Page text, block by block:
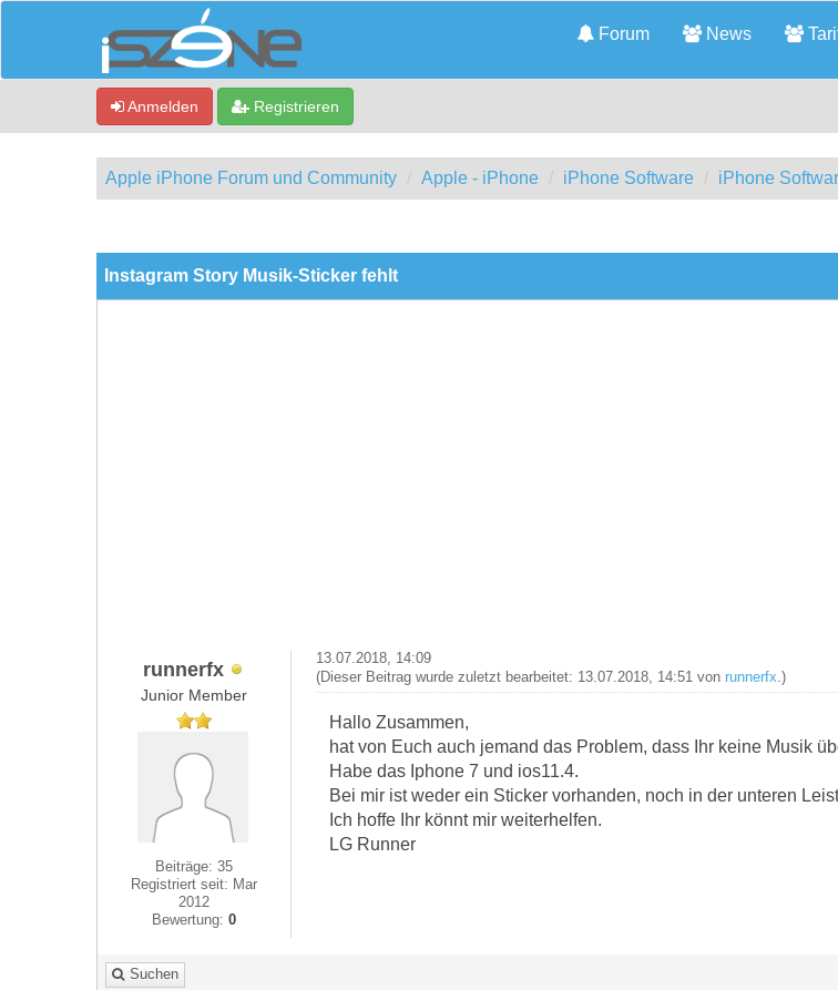
Forum News
Anmelden Registrieren
Apple iPhone Forum und Community Apple - iPhone iPhone Software iPhone
Instagram Story Musik-Sticker fehlt
runnerfx
Junior Member
Beiträge: 35
Registriert seit: Mar
2012
Bewertung:0
13.07.2018, 14:09
(Dieser Beitrag wurde zuletzt bearbeitet: 13.07.2018, 14:51 von runnerfx .)
Hallo Zusammen,
hat von Euch auch jemand das Problem, dass Ihr keine Musik
Habe das Iphone 7 und ios11.4.
Bei mir ist weder ein Sticker vorhanden, noch in der unteren
Ich hoffe Ihr könnt mir weiterhelfen.
LG Runner
Suchen